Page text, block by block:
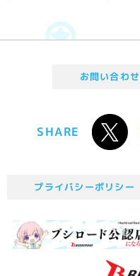
お問い合わせ
SHARE
プライバシーポリシー